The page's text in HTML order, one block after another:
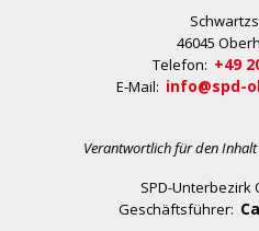
46045
Telefon: +49
E-Mail: info@spd-
Verantwortlich für den
SPD-Unterbezirk
Geschäftsführer: